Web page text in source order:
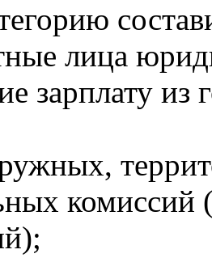
лица
зарплату из